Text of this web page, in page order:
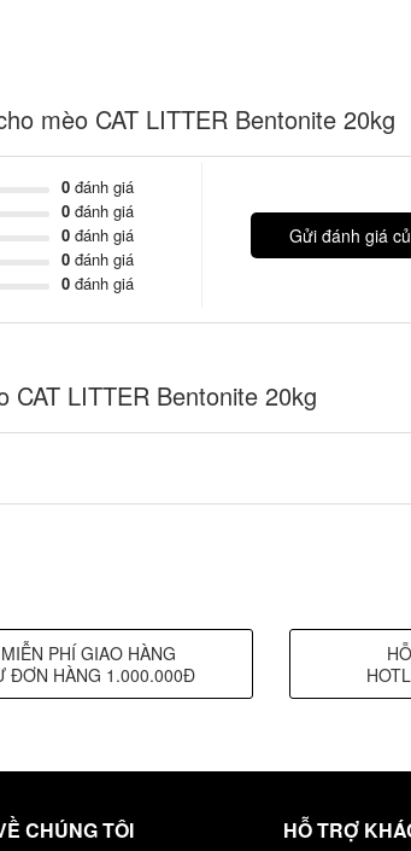
mèo CAT LITTER Bentonite 20kg
0 đánh giá
0 đánh giá
0 đánh giá
0 đánh giá
0 đánh giá
Gửi đánh giá
LITTER Bentonite 20kg
MIỄN PHÍ GIAO HÀNG
ĐƠN HÀNG 1.000.000Đ
CHÚNG TÔI HỖ TRỢ